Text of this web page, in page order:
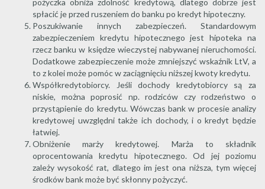
pożyczka obniża zdolność kredytową, dlatego dobrze jest
spłacić je przed ruszeniem do banku po kredyt hipoteczny.
Poszukiwanie innych zabezpieczeń. Standardowym
zabezpieczeniem kredytu hipotecznego jest hipoteka na
rzecz banku w księdze wieczystej nabywanej nieruchomości.
Dodatkowe zabezpieczenie może zmniejszyć wskaźnik LtV, a
to z kolei może pomóc w zaciągnięciu niższej kwoty kredytu.
Współkredytobiorcy. Jeśli dochody kredytobiorcy są za
niskie, można poprosić np. rodziców czy rodzeństwo o
przystąpienie do kredytu. Wówczas bank w procesie analizy
kredytowej uwzględni także ich dochody, i o kredyt będzie
łatwiej.
Obniżenie marży kredytowej. Marża to składnik
oprocentowania kredytu hipotecznego. Od jej poziomu
zależy wysokość rat, dlatego im jest ona niższa, tym więcej
środków bank może być skłonny pożyczyć.